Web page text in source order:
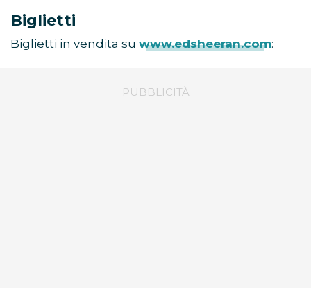
Biglietti
Biglietti in vendita su www.edsheeran.com: